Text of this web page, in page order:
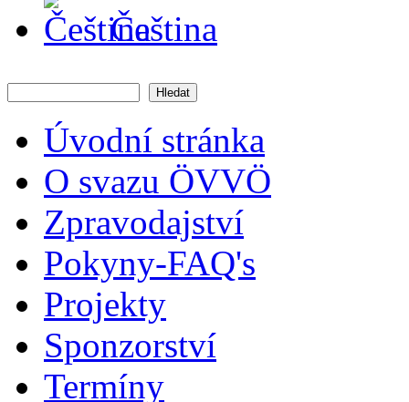
Čeština
Úvodní stránka
O svazu ÖVVÖ
Zpravodajství
Pokyny-FAQ's
Projekty
Sponzorství
Termíny